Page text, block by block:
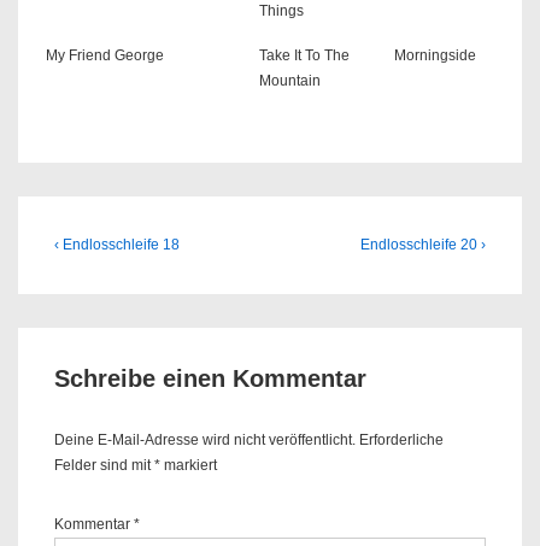
Things
My Friend George
Take It To The
Mountain
Morningside
Beitragsnavigation
Previous
‹ Endlosschleife 18
Next
Endlosschleife 20 ›
Schreibe einen Kommentar
Deine E-Mail-Adresse wird nicht veröffentlicht. Erforderliche
Felder sind mit * markiert
Kommentar *